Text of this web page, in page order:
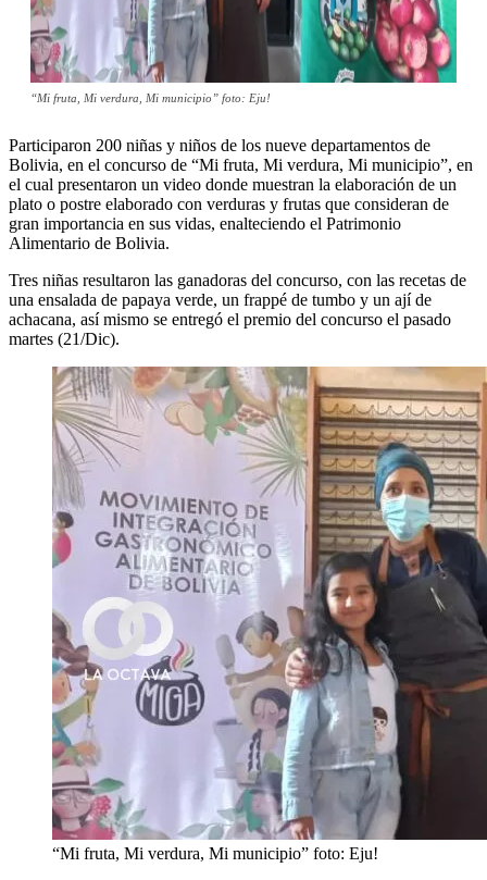
“Mi fruta, Mi verdura, Mi municipio” foto: Eju!
Participaron 200 niñas y niños de los nueve departamentos de
Bolivia, en el concurso de “Mi fruta, Mi verdura, Mi municipio”, en
el cual presentaron un video donde muestran la elaboración de un
plato o postre elaborado con verduras y frutas que consideran de
gran importancia en sus vidas, enalteciendo el Patrimonio
Alimentario de Bolivia.
Tres niñas resultaron las ganadoras del concurso, con las recetas de
una ensalada de papaya verde, un frappé de tumbo y un ají de
achacana, así mismo se entregó el premio del concurso el pasado
martes (21/Dic).
“Mi fruta, Mi verdura, Mi municipio” foto: Eju!